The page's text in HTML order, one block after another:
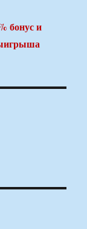
бонус и